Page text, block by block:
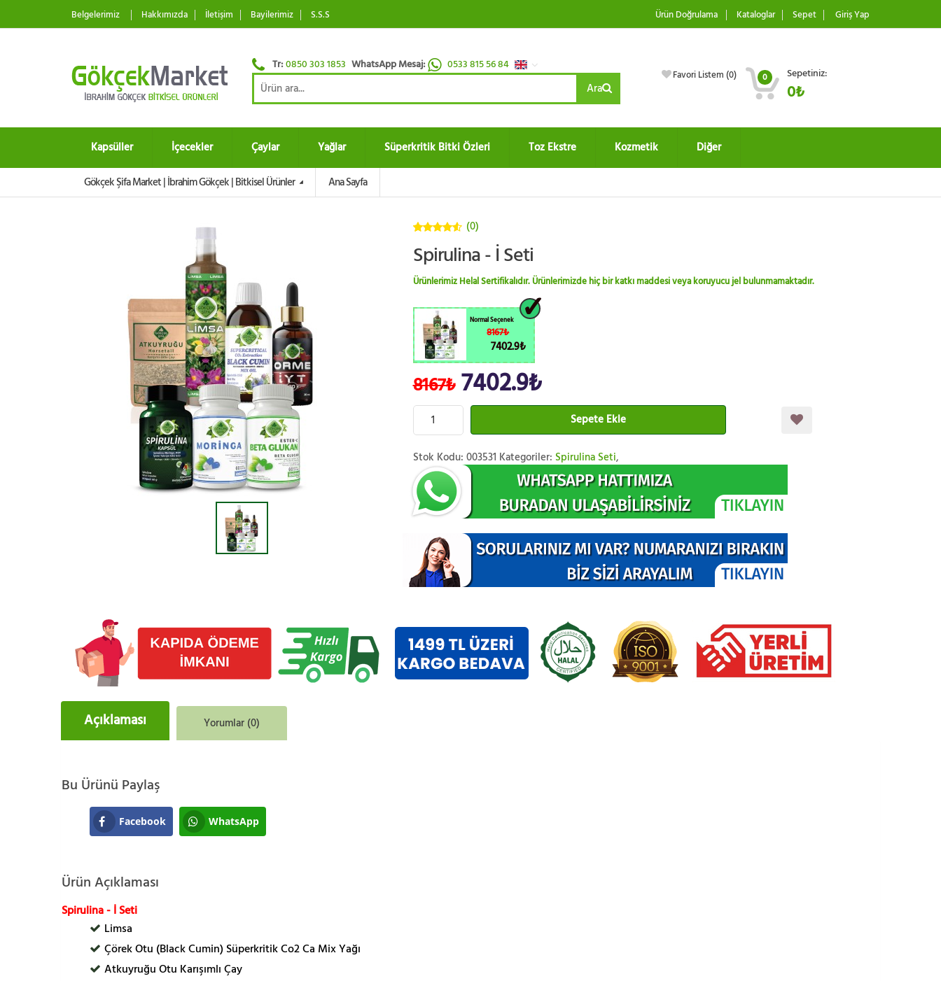
Belgelerimiz Hakkımızda İletişim Bayilerimiz S.S.S Ürün Doğrulama Kataloglar Sepet Giriş Yap
Tr:0850 303 1853 WhatsApp Mesaj: 0533 815 56 84
Ara
Favori Listem (0) 0 Sepetiniz:
0₺
Kapsüller İçecekler Çaylar Yağlar Süperkritik Bitki Özleri Toz Ekstre Kozmetik Diğer
Gökçek Şifa Market | İbrahim Gökçek | Bitkisel Ürünler Ana Sayfa
üzerinden
(0)
Spirulina - İ Seti
Ürünlerimiz Helal Sertifikalıdır. Ürünlerimizde hiç bir katkı maddesi veya koruyucu jel bulunmamaktadır.
Normal Seçenek
8167₺
7402.9₺
8167₺7402.9₺
Sepete Ekle
Stok Kodu: 003531 Kategoriler: Spirulina Seti,
Açıklaması Yorumlar (0)
Bu Ürünü Paylaş
Facebook WhatsApp
Ürün Açıklaması
Spirulina - İ Seti
Limsa
Çörek Otu (Black Cumin) Süperkritik Co2 Ca Mix Yağı
Atkuyruğu Otu Karışımlı Çay